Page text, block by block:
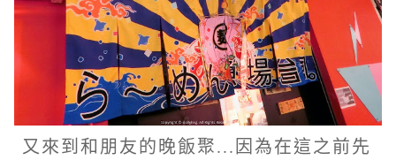
又來到和朋友的晚飯聚...因為在這之前先